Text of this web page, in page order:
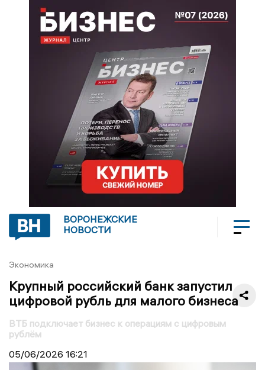
ВОРОНЕЖСКИЕ
НОВОСТИ
Экономика
Крупный российский банк запустил
цифровой рубль для малого бизнеса
ВТБ подключает бизнес к операциям с цифровым
рублём
05/06/2026 16:21